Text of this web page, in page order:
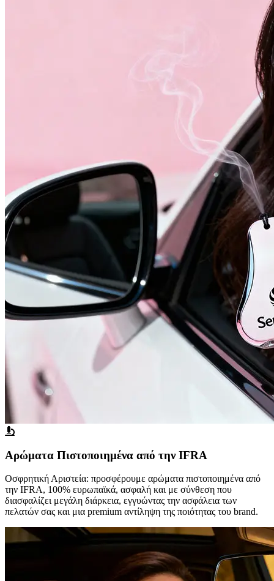
Αρώματα Πιστοποιημένα από την IFRA
Οσφρητική Αριστεία: προσφέρουμε αρώματα πιστοποιημένα από
την IFRA, 100% ευρωπαϊκά, ασφαλή και με σύνθεση που
διασφαλίζει μεγάλη διάρκεια, εγγυώντας την ασφάλεια των
πελατών σας και μια premium αντίληψη της ποιότητας του brand.